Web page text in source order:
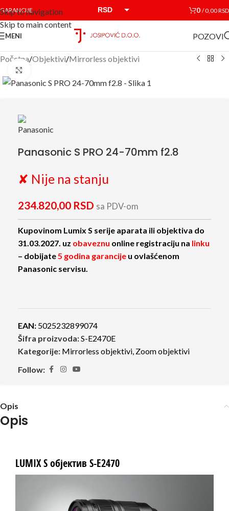
Skip to navigation
Skip to main content
GARANCIJE RSD 0 /0,00RSD
MENI POZOVI
Početna/Objektivi/Mirrorless objektivi
Panasonic S PRO 24-70mm f2.8
✘ Nije na stanju
234.820,00 RSD sa PDV-om
Kupovinom Lumix S serije aparata ili objektiva do
31.03.2027. uz obaveznu online registraciju na linku
– dobijate5 godina garancije u ovlašćenom
Panasonic servisu.
EAN: 5025232899074
Šifra proizvoda:S-E2470E
Kategorije: Mirrorless objektivi, Zoom objektivi
Follow:
Opis
Opis
LUMIX S објектив S-E2470